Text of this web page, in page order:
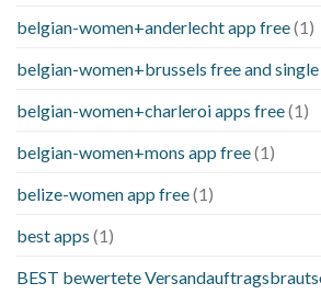
belgian-women+anderlecht app free(1)
belgian-women+brussels free and
belgian-women+charleroi apps free(1)
belgian-women+mons app free(1)
belize-women app free(1)
best apps (1)
BEST bewertete